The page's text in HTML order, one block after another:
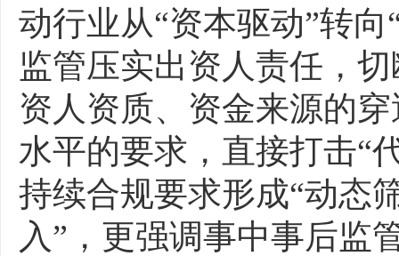
动行业从“资本驱动”转
监管压实出资人责任，
资人资质、资金来源的
水平的要求，直接打击“
持续合规要求形成“动态
入”，更强调事中事后监